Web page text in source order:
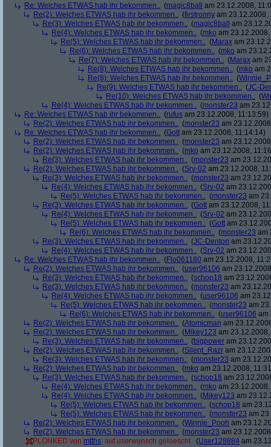
Re: Welches ETWAS hab ihr bekommen.. (magic8ball
am 23.12.2008,
Re(2): Welches ETWAS hab ihr bekommen.. (firstronny am 23.12.2008,
Re(3): Welches ETWAS hab ihr bekommen.. (magic8ball
am
Re(4): Welches ETWAS hab ihr bekommen.. (mko am
Re(5): Welches ETWAS hab ihr bekommen.. (Marax am
Re(6): Welches ETWAS hab ihr bekommen.. (mko am
Re(7): Welches ETWAS hab ihr bekommen.. (Marax am
Re(8): Welches ETWAS hab ihr bekommen.. (mko am
Re(8): Welches ETWAS hab ihr bekommen.. (
Re(9): Welches ETWAS hab ihr bekommen.. (JC-
Re(10): Welches ETWAS hab ihr bekommen.. (
Re(4): Welches ETWAS hab ihr bekommen.. (monster23 am
Re: Welches ETWAS hab ihr bekommen.. (rufus am 23.12.2008, 11:13:59)
Re(2): Welches ETWAS hab ihr bekommen.. (monster23 am
Re: Welches ETWAS hab ihr bekommen.. (Gott am 23.12.2008, 11:14:14)
Re(2): Welches ETWAS hab ihr bekommen.. (monster23 am
Re(2): Welches ETWAS hab ihr bekommen.. (mko am 23.12.2008,
Re(3): Welches ETWAS hab ihr bekommen.. (monster23 am
Re(2): Welches ETWAS hab ihr bekommen.. (Srv-02 am 23.12.2008,
Re(3): Welches ETWAS hab ihr bekommen.. (monster23 am
Re(4): Welches ETWAS hab ihr bekommen.. (Srv-02 am
Re(5): Welches ETWAS hab ihr bekommen.. (monster23 am
Re(3): Welches ETWAS hab ihr bekommen.. (Gott am 23.12.2008,
Re(4): Welches ETWAS hab ihr bekommen.. (Srv-02 am
Re(5): Welches ETWAS hab ihr bekommen.. (Gott am
Re(6): Welches ETWAS hab ihr bekommen.. (monster23 am
Re(3): Welches ETWAS hab ihr bekommen.. (JC-Denton am
Re(4): Welches ETWAS hab ihr bekommen.. (Srv-02 am
Re: Welches ETWAS hab ihr bekommen.. (Flo061180 am 23.12.2008,
Re(2): Welches ETWAS hab ihr bekommen.. (user96106 am
Re(3): Welches ETWAS hab ihr bekommen.. (schop18 am
Re(3): Welches ETWAS hab ihr bekommen.. (monster23 am
Re(4): Welches ETWAS hab ihr bekommen.. (user96106 am
Re(5): Welches ETWAS hab ihr bekommen.. (monster23 am
Re(6): Welches ETWAS hab ihr bekommen.. (user96106 am
Re(2): Welches ETWAS hab ihr bekommen.. (Atomicman am
Re(2): Welches ETWAS hab ihr bekommen.. (Mikey123 am
Re(3): Welches ETWAS hab ihr bekommen.. (bigpower am
Re(2): Welches ETWAS hab ihr bekommen.. (Silent_Razr am
Re(3): Welches ETWAS hab ihr bekommen.. (monster23 am
Re(2): Welches ETWAS hab ihr bekommen.. (mko am 23.12.2008,
Re(3): Welches ETWAS hab ihr bekommen.. (schop18 am
Re(4): Welches ETWAS hab ihr bekommen.. (mko am
Re(4): Welches ETWAS hab ihr bekommen.. (Mikey123 am
Re(5): Welches ETWAS hab ihr bekommen.. (schop18 am
Re(5): Welches ETWAS hab ihr bekommen.. (monster23 am
Re(2): Welches ETWAS hab ihr bekommen.. (Winnie_Pooh am
Re(2): Welches ETWAS hab ihr bekommen.. (monster23 am
PLONKED von mtths: auf userwunsch geloescht (User128884 am